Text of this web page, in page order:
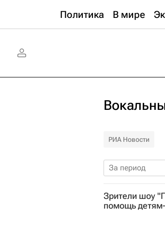
Политика В мире
РИА Новости
За период
Зрители шоу
помощь